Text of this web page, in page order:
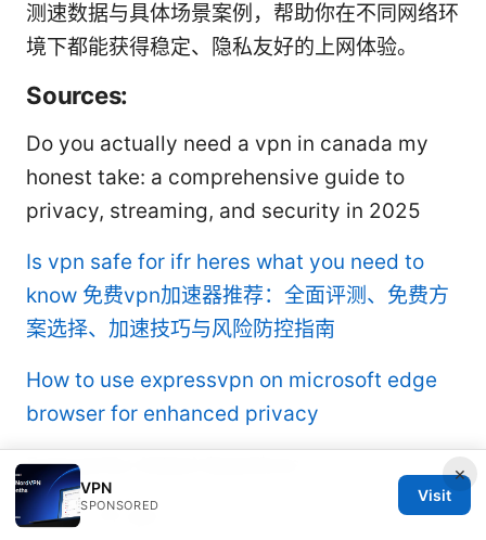
测速数据与具体场景案例，帮助你在不同网络环
境下都能获得稳定、隐私友好的上网体验。
Sources:
Do you actually need a vpn in canada my
honest take: a comprehensive guide to
privacy, streaming, and security in 2025
Is vpn safe for ifr heres what you need to
know 免费vpn加速器推荐：全面评测、免费方
案选择、加速技巧与风险防控指南
How to use expressvpn on microsoft edge
browser for enhanced privacy
Frequently Asked Questions
全球 十 大 vpn
×
VPN
SPONSORED
Visit